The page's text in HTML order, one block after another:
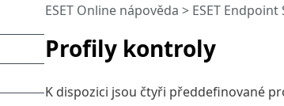
Profily kontroly
ESET Online nápověda > ESET Endpoint
K dispozici jsou čtyři předdefinované